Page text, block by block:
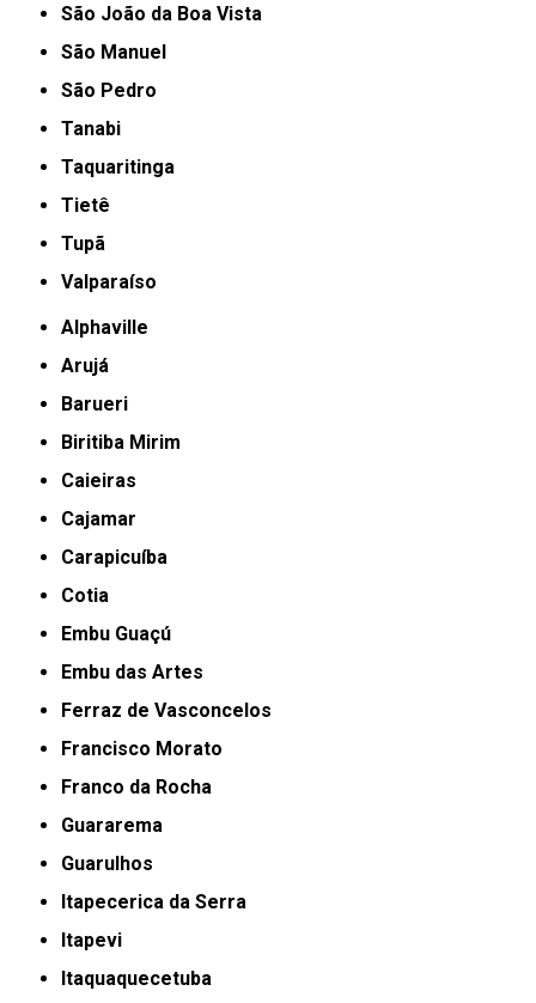
São João da Boa Vista
São Manuel
São Pedro
Tanabi
Taquaritinga
Tietê
Tupã
Valparaíso
Alphaville
Arujá
Barueri
Biritiba Mirim
Caieiras
Cajamar
Carapicuíba
Cotia
Embu Guaçú
Embu das Artes
Ferraz de Vasconcelos
Francisco Morato
Franco da Rocha
Guararema
Guarulhos
Itapecerica da Serra
Itapevi
Itaquaquecetuba